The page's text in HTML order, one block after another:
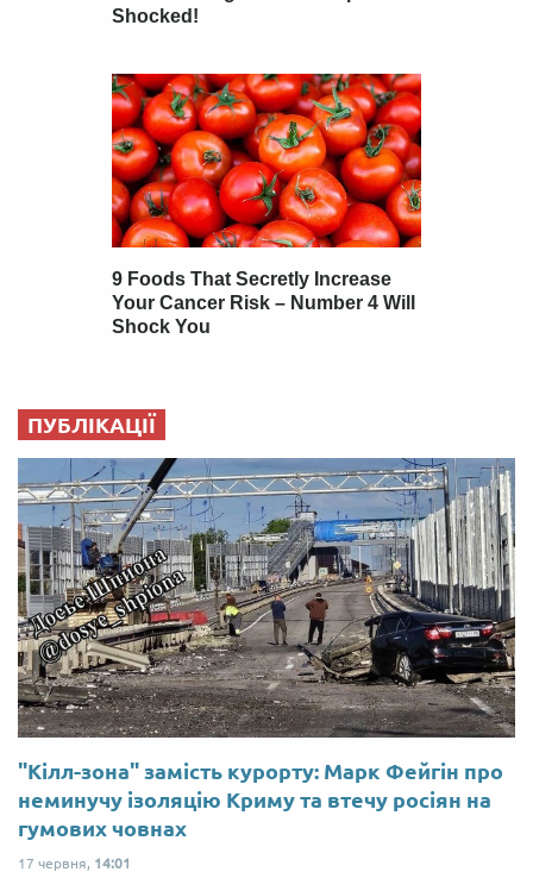
ПУБЛІКАЦІЇ
"Кілл-зона" замість курорту: Марк Фейгін про
неминучу ізоляцію Криму та втечу росіян на
гумових човнах
17 червня, 14:01